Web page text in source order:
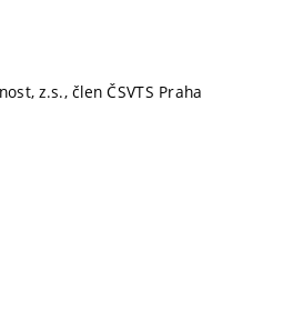
z.s., člen ČSVTS Praha